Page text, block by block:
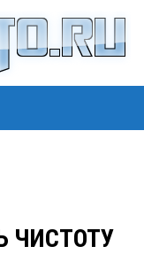
ЧИСТОТУ